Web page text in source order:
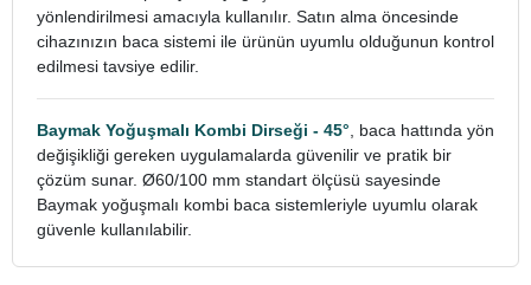
yönlendirilmesi amacıyla kullanılır. Satın alma öncesinde
cihazınızın baca sistemi ile ürünün uyumlu olduğunun kontrol
edilmesi tavsiye edilir.
Baymak Yoğuşmalı Kombi Dirseği - 45° , baca hattında yön
değişikliği gereken uygulamalarda güvenilir ve pratik bir
çözüm sunar. Ø60/100 mm standart ölçüsü sayesinde
Baymak yoğuşmalı kombi baca sistemleriyle uyumlu olarak
güvenle kullanılabilir.